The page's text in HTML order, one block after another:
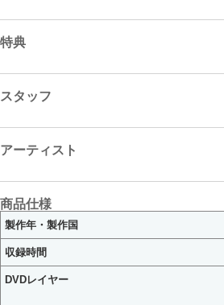
特典
スタッフ
アーティスト
商品仕様
製作年・製作国
収録時間
DVDレイヤー